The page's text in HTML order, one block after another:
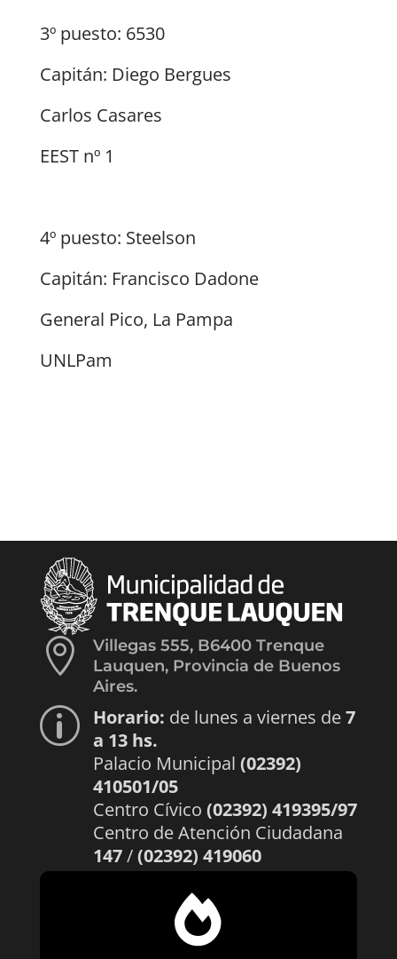
3º puesto: 6530
Capitán: Diego Bergues
Carlos Casares
EEST nº 1
4º puesto: Steelson
Capitán: Francisco Dadone
General Pico, La Pampa
UNLPam

Villegas 555, B6400 Trenque
Lauquen, Provincia de Buenos
Aires.
p Horario: de lunes a viernes de7
a 13 hs.
Palacio Municipal (02392)
410501/05
Centro Cívico (02392) 419395/97
Centro de Atención Ciudadana
147/(02392) 419060
